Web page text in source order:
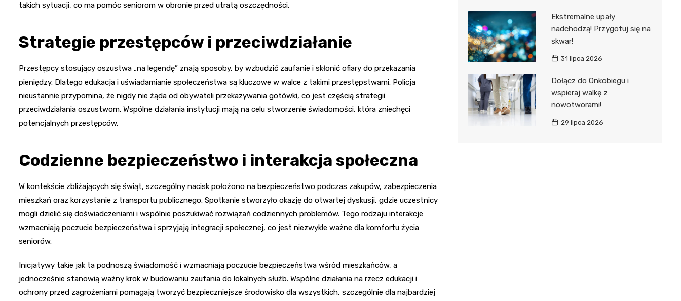
takich sytuacji, co ma pomóc seniorom w obronie przed utratą oszczędności.
Strategie przestępców i przeciwdziałanie
Przestępcy stosujący oszustwa „na legendę” znają sposoby, by wzbudzić zaufanie i skłonić ofiary do przekazania
pieniędzy. Dlatego edukacja i uświadamianie społeczeństwa są kluczowe w walce z takimi przestępstwami. Policja
nieustannie przypomina, że nigdy nie żąda od obywateli przekazywania gotówki, co jest częścią strategii
przeciwdziałania oszustwom. Wspólne działania instytucji mają na celu stworzenie świadomości, która zniechęci
potencjalnych przestępców.
Codzienne bezpieczeństwo i interakcja społeczna
W kontekście zbliżających się świąt, szczególny nacisk położono na bezpieczeństwo podczas zakupów, zabezpieczenia
mieszkań oraz korzystanie z transportu publicznego. Spotkanie stworzyło okazję do otwartej dyskusji, gdzie uczestnicy
mogli dzielić się doświadczeniami i wspólnie poszukiwać rozwiązań codziennych problemów. Tego rodzaju interakcje
wzmacniają poczucie bezpieczeństwa i sprzyjają integracji społecznej, co jest niezwykle ważne dla komfortu życia
seniorów.
Inicjatywy takie jak ta podnoszą świadomość i wzmacniają poczucie bezpieczeństwa wśród mieszkańców, a
jednocześnie stanowią ważny krok w budowaniu zaufania do lokalnych służb. Wspólne działania na rzecz edukacji i
ochrony przed zagrożeniami pomagają tworzyć bezpieczniejsze środowisko dla wszystkich, szczególnie dla najbardziej
Ekstremalne upały
nadchodzą! Przygotuj się na
skwar!
31 lipca 2026
Dołącz do Onkobiegu i
wspieraj walkę z
nowotworami!
29 lipca 2026